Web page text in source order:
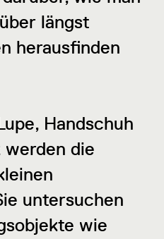
längst
herausfinden
Handschuh
die
untersuchen
wie